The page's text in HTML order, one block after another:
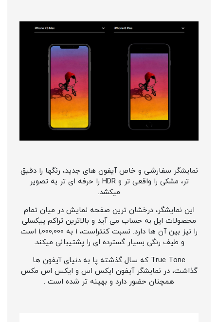
نمایشگر سفارشی و خاص آیفون های جدید، رنگها را دقیق
تر، مشکی را واقعی تر و HDR را حرفه ای تر به تصویر
میکشد.
این نمایشگر، درخشان ترین صفحه نمایش در میان تمام
محصولات اپل به حساب می آید و بالاترین تراکم پیکسلی
را نیز بین آن ها دارد. نسبت کنتراست، 1 به 1,000,000 است
و طیف رنگی بسیار گسترده ای را پشتیبانی میکند.
True Tone که سال گذشته پا به دنیای آیفون ها
گذاشت، در نمایشگر آیفون ایکس اس و ایکس اس مکس
همچنان حضور دارد و بهینه تر شده است .